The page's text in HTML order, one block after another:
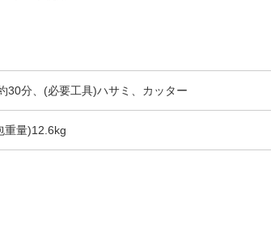
30分、(必要工具)ハサミ、カッター
重量)12.6kg